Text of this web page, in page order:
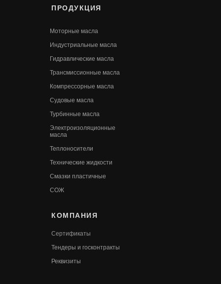
ПРОДУКЦИЯ
КОМПАНИЯ
Моторные масла
Индустриальные масла
Гидравлические масла
Трансмиссионные масла
Компрессорные масла
Судовые масла
Турбинные масла
Электроизоляционные
масла
Теплоносители
Технические жидкости
Смазки пластичные
СОЖ
Сертификаты
Тендеры и госконтракты
Реквизиты